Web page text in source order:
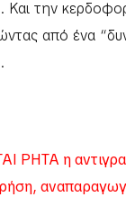
Και την
από ένα
ΡΗΤΑ η